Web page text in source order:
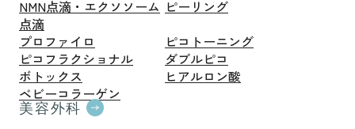
NMN点滴・エクソソーム
点滴
ピーリング
プロファイロ
ピコトーニング
ピコフラクショナル
ダブルピコ
ボトックス
ヒアルロン酸
ベビーコラーゲン
美容外科